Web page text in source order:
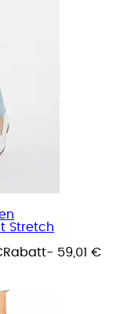
Stretch
Rabatt- 59,01 €